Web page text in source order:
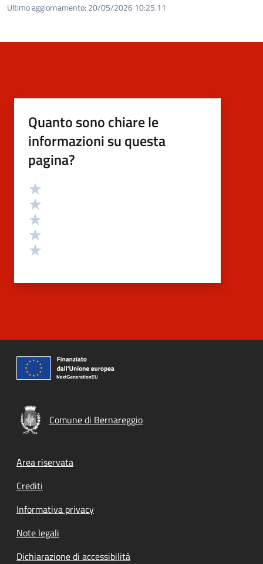
Ultimo aggiornamento: 20/05/2026 10:25.11
Quanto sono chiare le
informazioni su questa
pagina?
Valutazione
Comune di Bernareggio
Footer menu
Area riservata
Crediti
Informativa privacy
Note legali
Dichiarazione di accessibilità